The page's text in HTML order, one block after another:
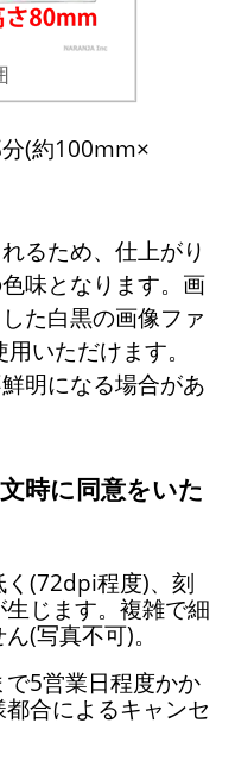
(約100mm×
るため、仕上がり
味となります。画
た白黒の画像ファ
いただけます。
明になる場合があ
時に同意をいた
く(72dpi程度)、刻
じます。複雑で細
(写真不可)。
5営業日程度かか
合によるキャンセ